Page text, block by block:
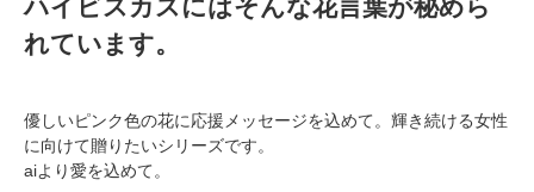
ハイビスカスにはそんな花言葉が秘めら
れています。
優しいピンク色の花に応援メッセージを込めて。輝き続ける女性
に向けて贈りたいシリーズです。
aiより愛を込めて。